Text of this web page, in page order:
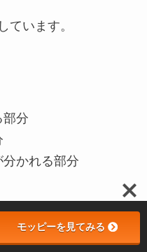
ています。
部分
かれる部分
モッピーを見てみる